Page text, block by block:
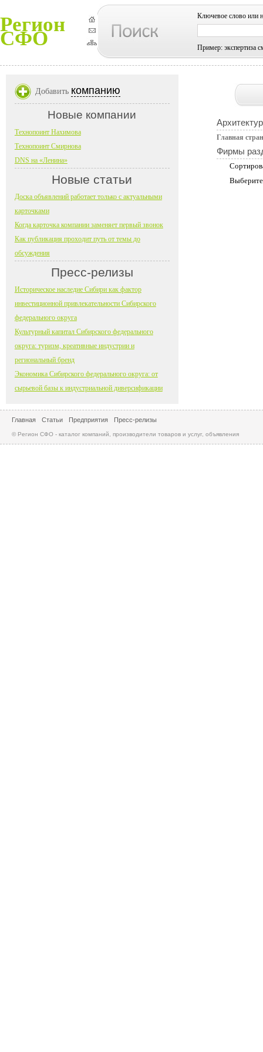
Регион
СФО
Ключевое слово или
Пример: экспертиза
Главная
Фирмы
Добавить компанию
Новые компании
Технопоинт Нахимова
Технопоинт Смирнова
DNS на «Ленина»
Новые статьи
Доска объявлений работает только с актуальными
карточками
Когда карточка компании заменяет первый звонок
Как публикация проходит путь от темы до
обсуждения
Пресс-релизы
Историческое наследие Сибири как фактор
инвестиционной привлекательности Сибирского
федерального округа
Культурный капитал Сибирского федерального
округа: туризм, креативные индустрии и
региональный бренд
Экономика Сибирского федерального округа: от
сырьевой базы к индустриальной диверсификации
Главная Статьи Предприятия Пресс-релизы
© Регион СФО - каталог компаний, производители товаров и услуг, объявления